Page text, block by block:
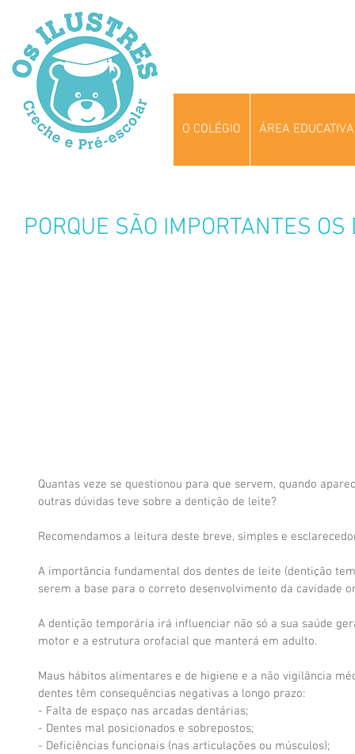
O COLÉGIO ÁREA EDUCATIVA
PORQUE SÃO IMPORTANTES
Quantas veze se questionou para que servem, quando
outras dúvidas teve sobre a dentição de leite?
Recomendamos a leitura deste breve, simples e
A importância fundamental dos dentes de leite (dentição
serem a base para o correto desenvolvimento da cavidade
A dentição temporária irá influenciar não só a sua saúde
motor e a estrutura orofacial que manterá em adulto.
Maus hábitos alimentares e de higiene e a não vigilância
dentes têm consequências negativas a longo prazo:
- Falta de espaço nas arcadas dentárias;
- Dentes mal posicionados e sobrepostos;
- Deficiências funcionais (nas articulações ou músculos);